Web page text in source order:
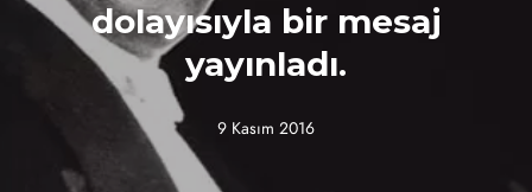
dolayısıyla bir mesaj
yayınladı.
9 Kasım 2016